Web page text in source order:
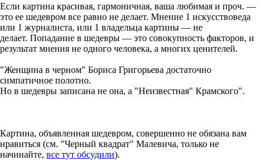
Если картина красивая, гармоничная, ваша любимая и проч. —
это ее шедевром все равно не делает. Мнение 1 искусствоведа
или 1 журналиста, или 1 владельца картины — не
делает. Попадание в шедевры — это совокупность факторов, и
результат мнения не одного человека, а многих ценителей.
"Женщина в черном" Бориса Григорьева достаточно
симпатичное полотно.
Но в шедевры записана не она, а "Неизвестная" Крамского".
Картина, объявленная шедевром, совершенно не обязана вам
нравиться (см. "Черный квадрат" Малевича, только не
начинайте, все тут обсудили).